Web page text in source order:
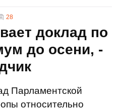
28
доклад по
до осени, -
Парламентской
относительно